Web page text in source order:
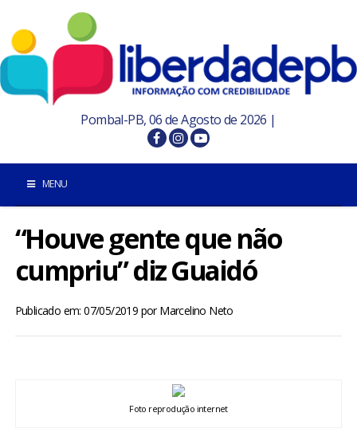
Pombal-PB, 06 de Agosto de 2026 |
MENU
INÍCIO
POMBAL E REGIÃO
PARAÍBA
“Houve gente que não
cumpriu” diz Guaidó
Publicado em: 07/05/2019 porMarcelino Neto
Foto reprodução internet